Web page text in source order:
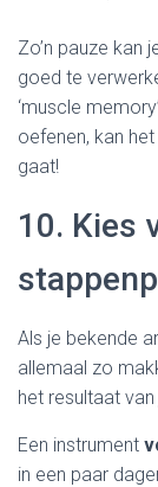
Zo’n pauze kan
goed te
‘muscle
oefenen, kan
gaat!
10. Kies
Als je bekende
allemaal zo
het resultaat van
Een instrument
in een paar